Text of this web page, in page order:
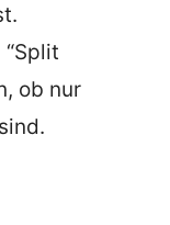
ob nur